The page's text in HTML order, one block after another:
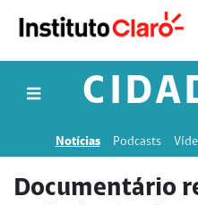
Notícias Podcasts
Documentário